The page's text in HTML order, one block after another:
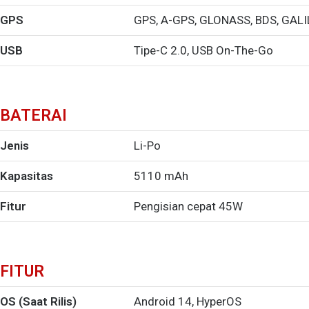
GPS GPS, A-GPS, GLONASS, BDS,
USB Tipe-C 2.0, USB On-The-Go
BATERAI
Jenis Li-Po
Kapasitas 5110 mAh
Fitur Pengisian cepat 45W
FITUR
OS (Saat Rilis) Android 14, HyperOS